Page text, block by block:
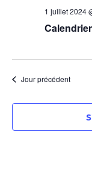
1 juillet 2024
Jour précédent